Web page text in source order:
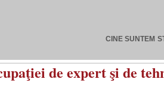
CINE SUNTEM
de expert şi de